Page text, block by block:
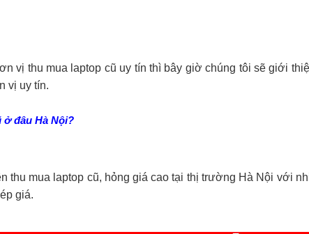
vị thu mua laptop cũ uy tín thì bây giờ chúng tôi sẽ giới
vị uy tín.
ở đâu Hà Nội?
thu mua laptop cũ, hỏng giá cao tại thị trường Hà Nội với
giá.